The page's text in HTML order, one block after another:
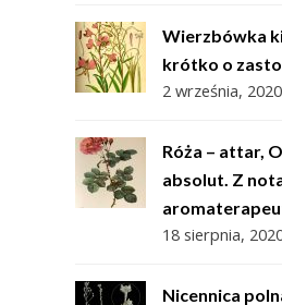
Wierzbówka
krótko o
2 września, 2020
Róża – attar,
absolut. Z
18 sierpnia,
Nicennica